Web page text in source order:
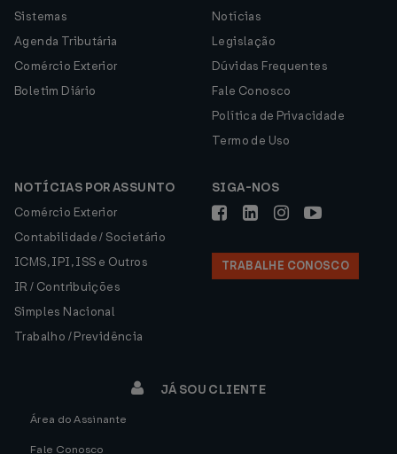
Sistemas
Agenda Tributária
Comércio Exterior
Boletim Diário
Notícias
Legislação
Dúvidas Frequentes
Fale Conosco
Política de Privacidade
Termo de Uso
NOTÍCIAS POR ASSUNTO
Comércio Exterior
Contabilidade / Societário
ICMS, IPI, ISS e Outros
IR / Contribuições
Simples Nacional
Trabalho / Previdência
SIGA-NOS
TRABALHE CONOSCO
JÁ SOU CLIENTE
Área do Assinante
Fale Conosco